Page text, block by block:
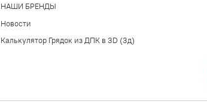
НАШИ БРЕНДЫ
Новости
Калькулятор Грядок из ДПК в 3D (3д)